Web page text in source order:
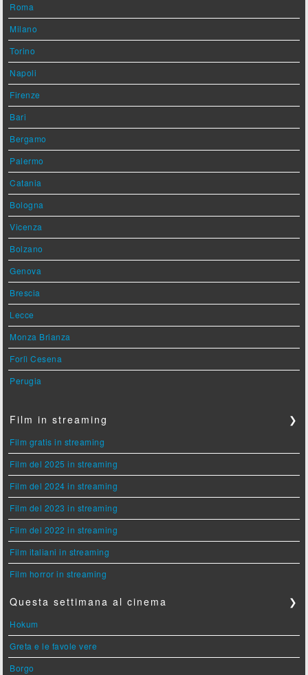
Roma
Milano
Torino
Napoli
Firenze
Bari
Bergamo
Palermo
Catania
Bologna
Vicenza
Bolzano
Genova
Brescia
Lecce
Monza Brianza
Forlì Cesena
Perugia
Film in streaming ❯
Film gratis in streaming
Film del 2025 in streaming
Film del 2024 in streaming
Film del 2023 in streaming
Film del 2022 in streaming
Film italiani in streaming
Film horror in streaming
Questa settimana al cinema ❯
Hokum
Greta e le favole vere
Borgo